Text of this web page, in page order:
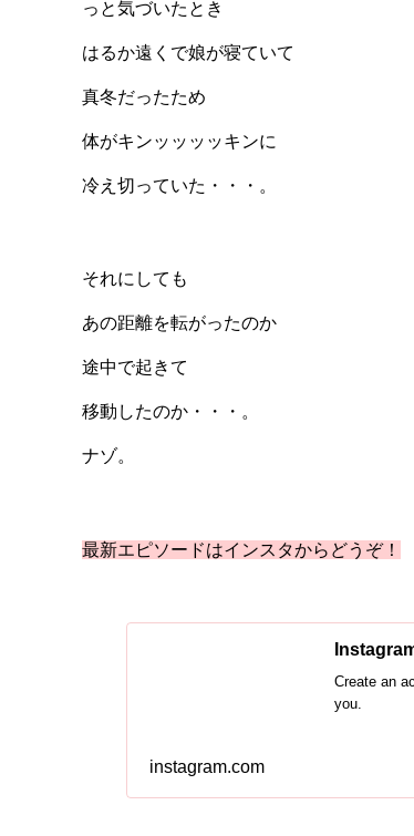
っと気づいたとき
はるか遠くで娘が寝ていて
真冬だったため
体がキンッッッッキンに
冷え切っていた・・・。
それにしても
あの距離を転がったのか
途中で起きて
移動したのか・・・。
ナゾ。
最新エピソードはインスタからどうぞ！
Create an
you.
instagram.com